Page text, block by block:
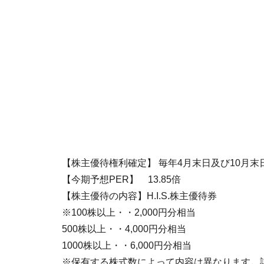
【株主優待権利確定】 毎年4月末日及び10月末
【今期予想PER】 13.85倍
【株主優待の内容】H.I.S.株主優待券
※100株以上・・2,000円分相当
500株以上・・4,000円分相当
1000株以上・・6,000円分相当
※保有する株式数によって内容は異なります。